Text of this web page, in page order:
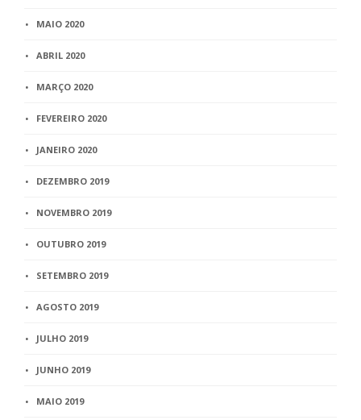
MAIO 2020
ABRIL 2020
MARÇO 2020
FEVEREIRO 2020
JANEIRO 2020
DEZEMBRO 2019
NOVEMBRO 2019
OUTUBRO 2019
SETEMBRO 2019
AGOSTO 2019
JULHO 2019
JUNHO 2019
MAIO 2019